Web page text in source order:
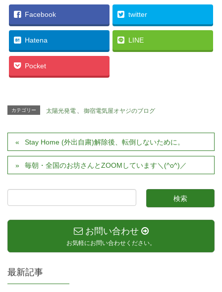
Facebook twitter
Hatena LINE
Pocket
カテゴリー 太陽光発電 、 御宿電気屋オヤジのブログ
Stay Home (外出自粛)解除後、転倒しないために。
毎朝・全国のお坊さんとZOOMしています＼(^o^)／
お問い合わせ
お気軽にお問い合わせください。
最新記事